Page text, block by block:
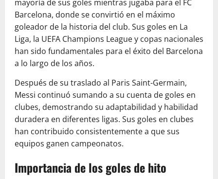
mayoría de sus goles mientras jugaba para el FC
Barcelona, donde se convirtió en el máximo
goleador de la historia del club. Sus goles en La
Liga, la UEFA Champions League y copas nacionales
han sido fundamentales para el éxito del Barcelona
a lo largo de los años.
Después de su traslado al Paris Saint-Germain,
Messi continuó sumando a su cuenta de goles en
clubes, demostrando su adaptabilidad y habilidad
duradera en diferentes ligas. Sus goles en clubes
han contribuido consistentemente a que sus
equipos ganen campeonatos.
Importancia de los goles de hito